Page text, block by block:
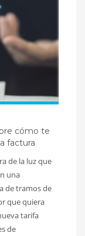
cómo te
factura
de la luz que
una
de tramos de
que quiera
tarifa
de